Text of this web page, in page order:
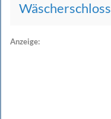
Wäscherschloss
Anzeige: